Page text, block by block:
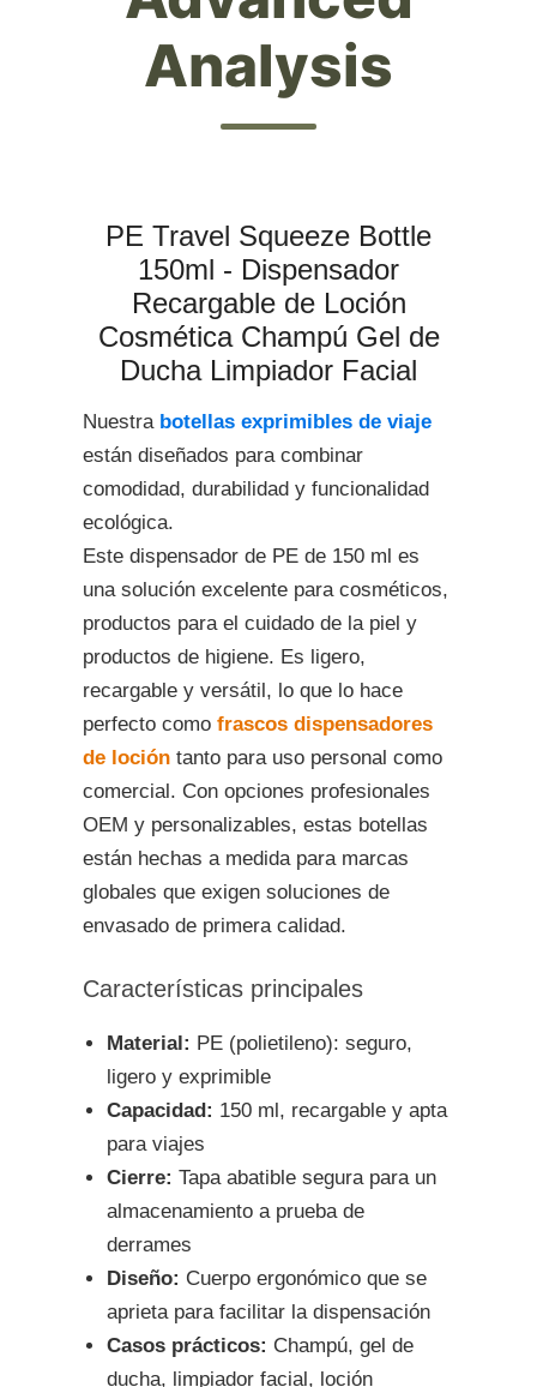
Analysis
PE Travel Squeeze Bottle
150ml - Dispensador
Recargable de Loción
Cosmética Champú Gel de
Ducha Limpiador Facial
Nuestra botellas exprimibles de viaje
están diseñados para combinar
comodidad, durabilidad y funcionalidad
ecológica.
Este dispensador de PE de 150 ml es
una solución excelente para cosméticos,
productos para el cuidado de la piel y
productos de higiene. Es ligero,
recargable y versátil, lo que lo hace
perfecto como frascos dispensadores
de loción tanto para uso personal como
comercial. Con opciones profesionales
OEM y personalizables, estas botellas
están hechas a medida para marcas
globales que exigen soluciones de
envasado de primera calidad.
Características principales
Material: PE (polietileno): seguro,
ligero y exprimible
Capacidad: 150 ml, recargable y apta
para viajes
Cierre: Tapa abatible segura para un
almacenamiento a prueba de
derrames
Diseño: Cuerpo ergonómico que se
aprieta para facilitar la dispensación
Casos prácticos: Champú, gel de
ducha, limpiador facial, loción